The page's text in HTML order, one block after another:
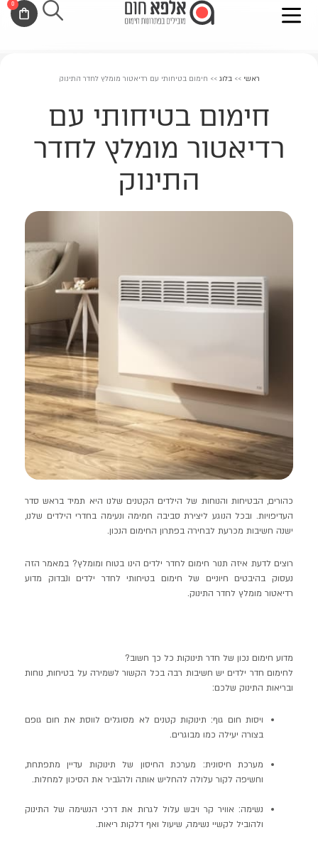
לתוכן
לתוכן
0
עגלת
קניות
ראשי >>בלוג >> חימום בטיחותי עם רדיאטור מומלץ לחדר התינוק
חימום בטיחותי עם
רדיאטור מומלץ לחדר
התינוק
כהורים, הבטיחות והנוחות של הילדים הקטנים שלנו היא תמיד בראש סדר
העדיפויות. ובכל הנוגע ליצירת סביבה חמימה ונעימה בחדרי הילדים שלנו,
ישנה חשיבות מכרעת לבחירה בפתרון החימום הנכון.
רוצים לדעת איזה תנור חימום לחדר ילדים הינו בטוח ומומלץ? במאמר הזה
נעסוק בהיבטים חיוניים של חימום בטיחותי לחדר ילדים ונבדוק מדוע
רדיאטור מומלץ לחדר התינוק.
מדוע חימום נכון של חדר תינוקות כל כך חשוב?
לחימום חדר ילדים יש חשיבות רבה בכל הקשור לשמירה על בטיחות, נוחות
ובריאות התינוק שלכם:
ויסות חום גוף: תינוקות קטנים לא מסוגלים לווסת את חום גופם
בצורה יעילה כמו מבוגרים.
מערכת חיסונית: מערכת החיסון של תינוקות עדיין מתפתחת,
וחשיפה לקור עלולה להחליש אותה ולהגביר את הסיכון למחלות.
נשימה: אוויר קר ויבש עלול לגרות את דרכי הנשימה של התינוק
ולהוביל לקשיי נשימה, שיעול ואף דלקות ריאות.